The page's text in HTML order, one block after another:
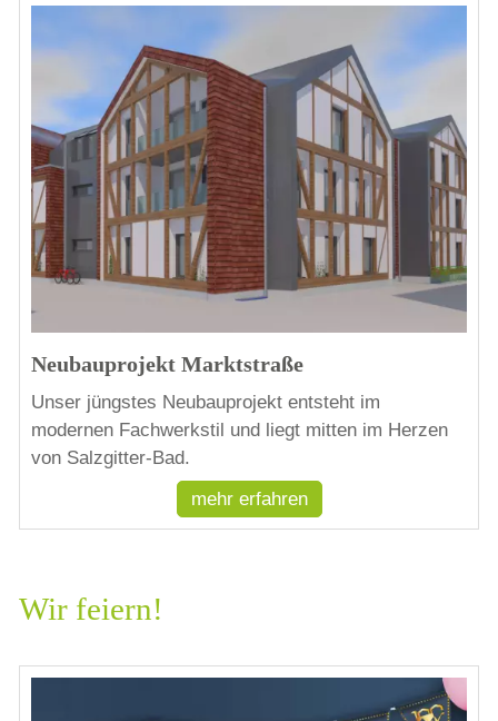
Neubauprojekt Marktstraße
Unser jüngstes Neubauprojekt entsteht im
modernen Fachwerkstil und liegt mitten im Herzen
von Salzgitter-Bad.
mehr erfahren
Wir feiern!